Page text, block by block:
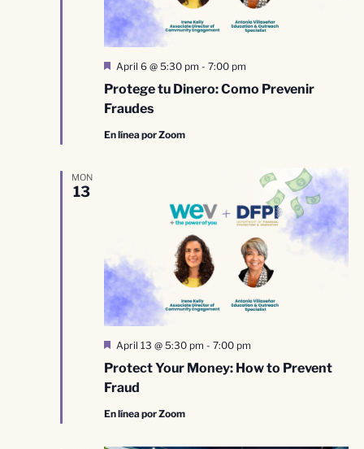
Protege tu Dinero: Como Prevenir
Fraudes
Destacado
April 6 @ 5:30 pm - 7:00 pm
En línea por Zoom
MON
13
Protect Your Money: How to Prevent
Fraud
Destacado
April 13 @ 5:30 pm - 7:00 pm
En línea por Zoom